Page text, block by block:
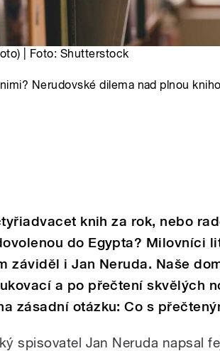
| Foto: Shutterstock
Nerudovské dilema nad plnou
knih za rok, nebo
do Egypta? Milovníci
záviděl i Jan Neruda. Naše
a po přečtení skvělých
zásadní otázku: Co s
spisovatel Jan Neruda napsal